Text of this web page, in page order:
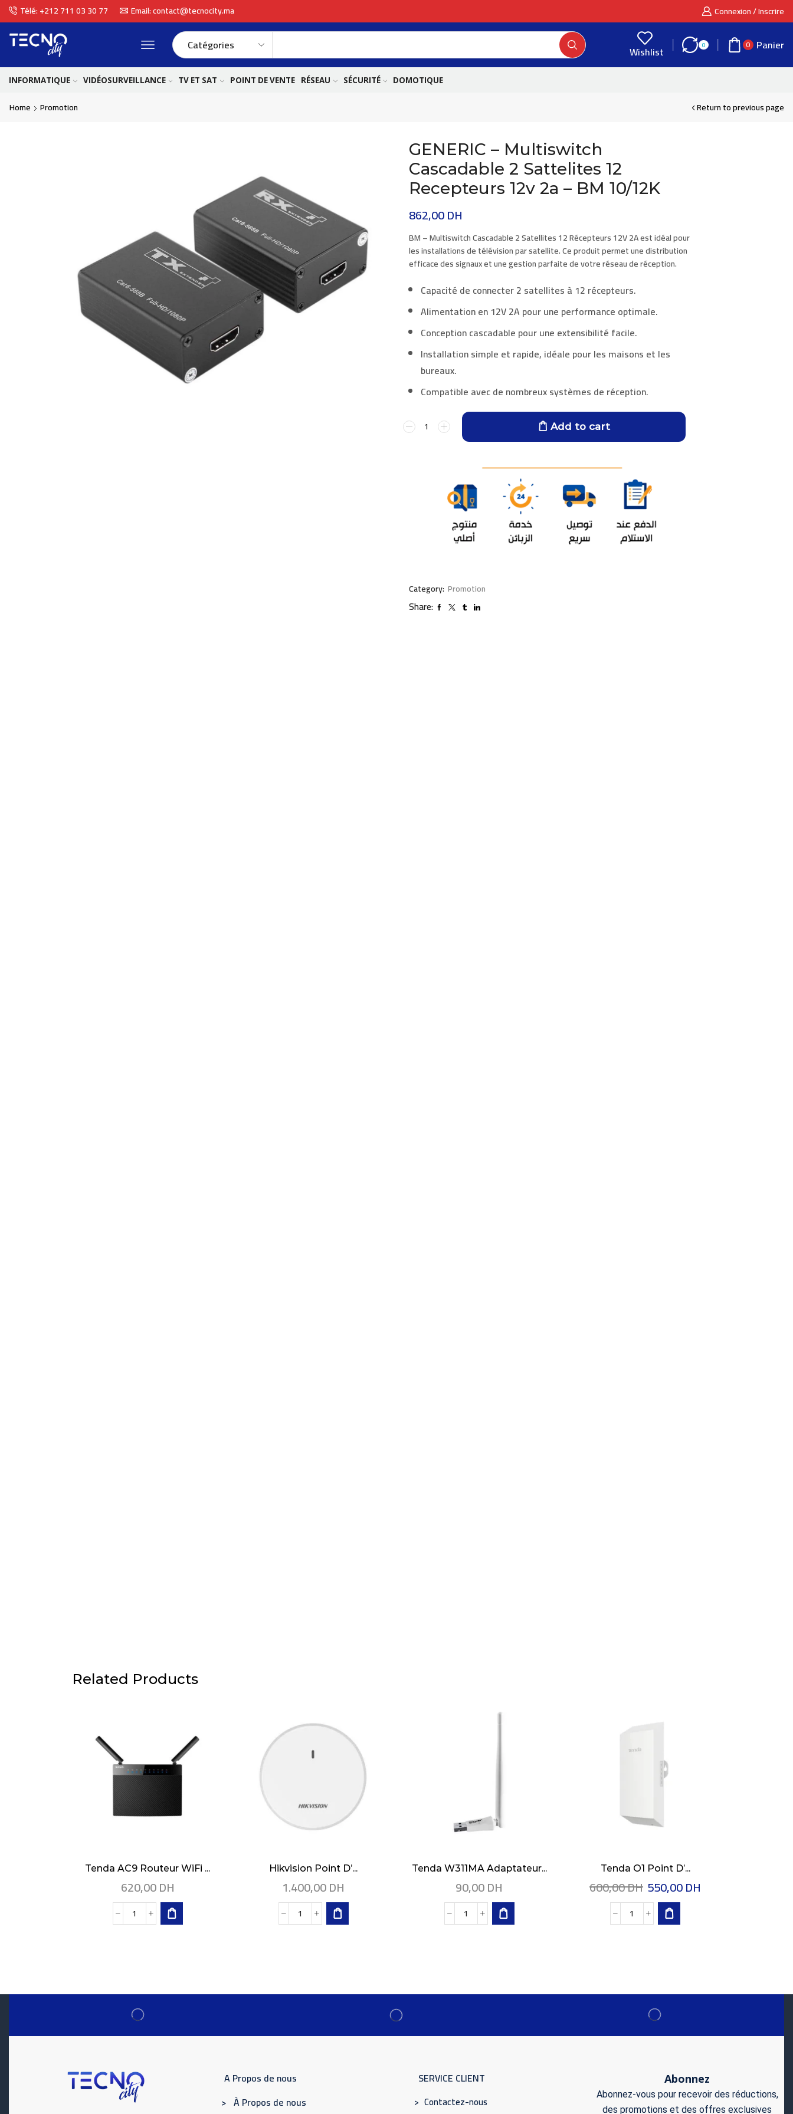
Télé: +212 711 03 30 77 Email: contact@tecnocity.ma Connexion / Inscrire
Wishlist 0 0 Panier
INFORMATIQUE VIDÉOSURVEILLANCE TV ET SAT POINT DE VENTE RÉSEAU SÉCURITÉ DOMOTIQUE
Home Promotion Return to previous page
GENERIC – Multiswitch
Cascadable 2 Sattelites 12
Recepteurs 12v 2a – BM 10/12K
862,00DH
BM–Multiswitch Cascadable 2 Satellites 12 Récepteurs 12V 2Aest idéal pour
les installations de télévision par satellite. Ce produit permet une distribution
efficace des signaux et une gestion parfaite de votre réseau de réception.
Capacité de connecter2 satellites à 12 récepteurs.
Alimentation en 12V 2A pour une performance optimale.
Conceptioncascadable pour une extensibilité facile.
Installation simple et rapide, idéale pour les maisons et les
bureaux.
Compatible avec de nombreux systèmes de réception.
Add to cart
Category: Promotion
Share:
Related Products
Tenda AC9 Routeur WiFi ...
620,00DH
Hikvision Point D’...
1.400,00DH
Tenda W311MA Adaptateur...
90,00DH
Tenda O1 Point D’...
600,00DH 550,00DH
A Propos de nous
> À Propos de nous
SERVICE CLIENT
> Contactez-nous
Abonnez
Abonnez-vous pour recevoir des réductions,
des promotions et des offres exclusives